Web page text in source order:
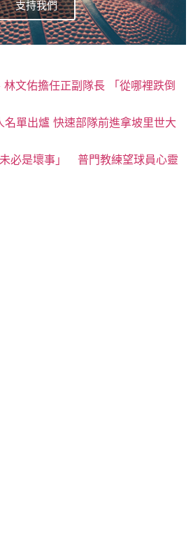
支持我們
林文佑擔任正副隊長 「從哪裡跌倒
名單出爐 快速部隊前進拿坡里世大
未必是壞事」 普門教練望球員心靈